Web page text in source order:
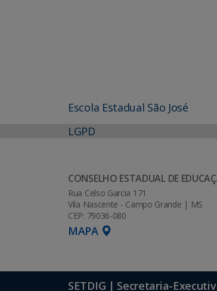
Escola Estadual São José
LGPD
CONSELHO ESTADUAL DE
Rua Celso Garcia 171
Vila Nascente - Campo Grande | MS
CEP: 79036-080
MAPA
SETDIG | Secretaria-